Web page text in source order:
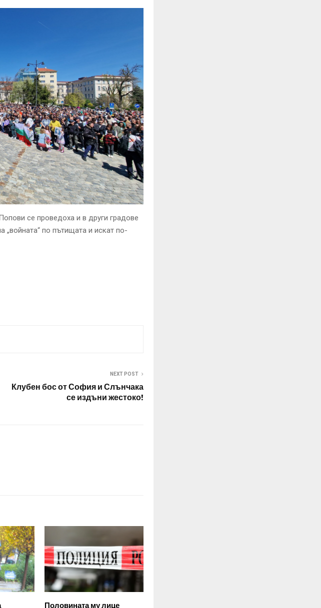
се проведоха и в други градове
„войната“ по пътищата и искат по-
NEXT POST
Клубен бос от София и Слънчака
се издъни жестоко!
Половината му лице